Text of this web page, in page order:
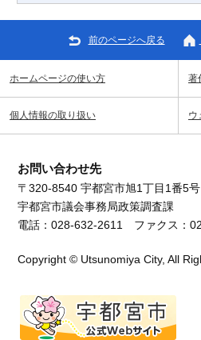
前のページへ戻る
ホームページの使い方 著
個人情報の取り扱い ウ
お問い合わせ先
〒320-8540 宇都宮市旭1丁目1番5号
宇都宮市議会事務局政策調査課
電話：028-632-2611 ファクス：
Copyright © Utsunomiya City, All